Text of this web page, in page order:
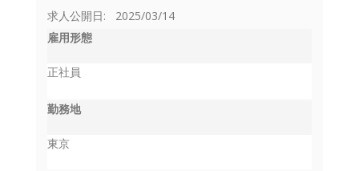
求人公開日: 2025/03/14
雇用形態
正社員
勤務地
東京